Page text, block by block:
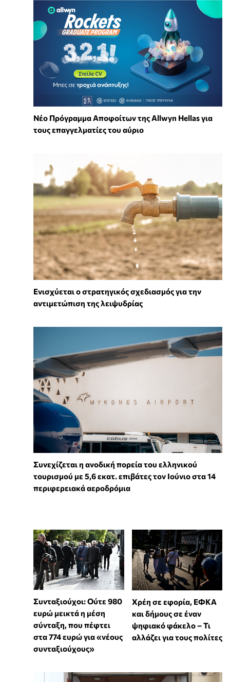
Νέο Πρόγραμμα Αποφοίτων της Allwyn Hellas για
τους επαγγελματίες του αύριο
Ενισχύεται ο στρατηγικός σχεδιασμός για την
αντιμετώπιση της λειψυδρίας
Συνεχίζεται η ανοδική πορεία του ελληνικού
τουρισμού με 5,6 εκατ. επιβάτες τον Ιούνιο στα 14
περιφερειακά αεροδρόμια
Συνταξιούχοι: Ούτε 980
ευρώ μεικτά η μέση
σύνταξη, που πέφτει
στα 774 ευρώ για «νέους
συνταξιούχους»
Χρέη σε εφορία, ΕΦΚΑ
και δήμους σε έναν
ψηφιακό φάκελο – Τι
αλλάζει για τους πολίτες